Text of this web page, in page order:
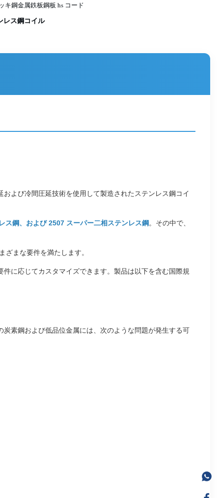
キ鋼金属鉄板鋼板 hs コード
レス鋼コイル
よび冷間圧延技術を使用して製造されたステンレス鋼コイ
鋼、および 2507 スーパー二相ステンレス鋼。その中で、
ざまな要件を満たします。
件に応じてカスタマイズできます。製品は以下を含む国際規
素鋼および低品位金属には、次のような問題が発生する可